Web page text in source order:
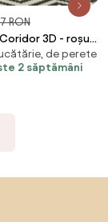
RON
3D - roșu
de perete
2 săptămâni